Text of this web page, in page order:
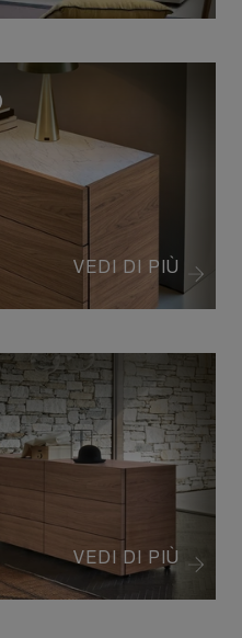
VEDI DI PIÙ
VEDI DI PIÙ